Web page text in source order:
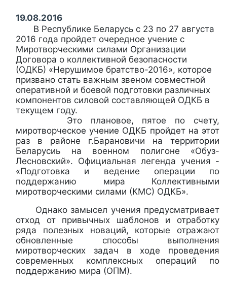
19.08.2016
В Республике Беларусь с 23 по 27 августа
2016 года пройдет очередное учение с
Миротворческими силами Организации
Договора о коллективной безопасности
(ОДКБ) «Нерушимое братство-2016», которое
призвано стать важным звеном совместной
оперативной и боевой подготовки различных
компонентов силовой составляющей ОДКБ в
текущем году.
Это плановое, пятое по счету,
миротворческое учение ОДКБ пройдет на этот
раз в районе г.Барановичи на территории
Беларусиь на военном полигоне «Обуз-
Лесновский». Официальная легенда учения -
«Подготовка и ведение операции по
поддержанию мира Коллективными
миротворческими силами (КМС) ОДКБ».
Однако замысел учения предусматривает
отход от привычных шаблонов и отработку
ряда полезных новаций, которые отражают
обновленные способы выполнения
миротворческих задач в ходе проведения
современных комплексных операций по
поддержанию мира (ОПМ).